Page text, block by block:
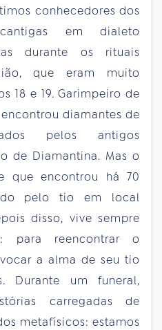
conhecedores dos
em dialeto
durante os rituais
que eram muito
18 e 19. Garimpeiro de
diamantes de
pelos antigos
de Diamantina. Mas o
que encontrou há 70
pelo tio em local
disso, vive sempre
para reencontrar o
a alma de seu tio
Durante um funeral,
carregadas de
metafísicos: estamos